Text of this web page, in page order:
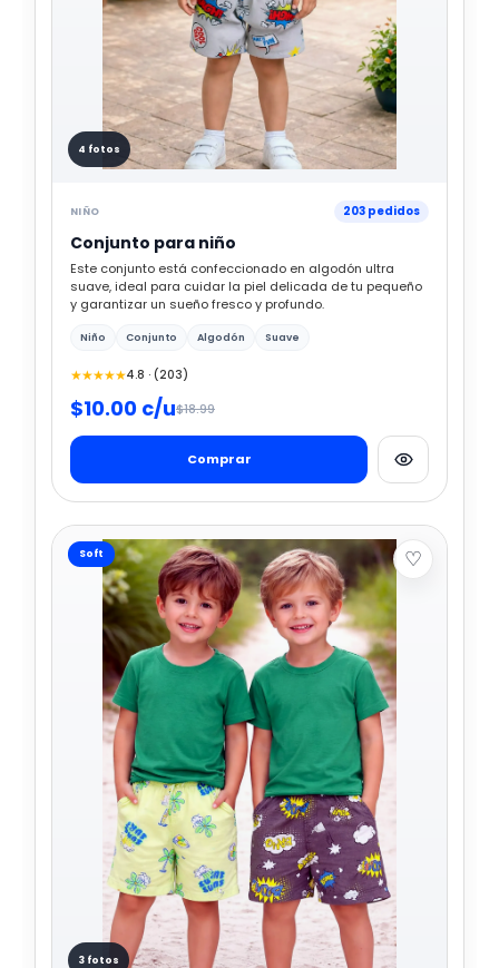
4 fotos
NIÑO 203 pedidos
Conjunto para niño
Este conjunto está confeccionado en algodón ultra
suave, ideal para cuidar la piel delicada de tu pequeño
y garantizar un sueño fresco y profundo.
Niño Conjunto Algodón Suave
★★★★★4.8 · (203)
$10.00 c/u$18.99
Comprar
Soft
3 fotos
♡